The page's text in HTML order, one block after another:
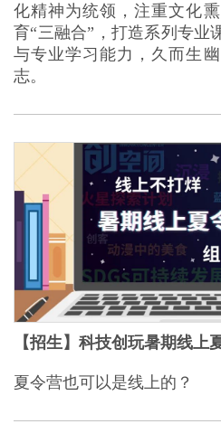
化精神为统领，注重文化
育“三融合”，打造系列专业
与专业学习能力，久而生
志。
【招生】科技创玩暑期线上
夏令营也可以是线上的？